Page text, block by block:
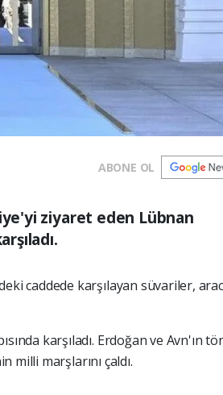
ABONE OL
ziyaret eden Lübnan
caddede karşılayan süvariler,
karşıladı. Erdoğan ve Avn'ın
milli marşlarını çaldı.